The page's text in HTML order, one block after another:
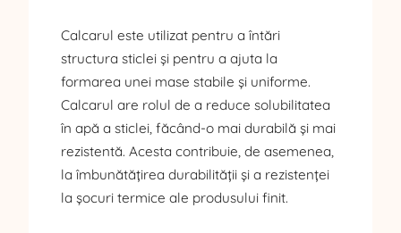
Calcarul este utilizat pentru a întări
structura sticlei și pentru a ajuta la
formarea unei mase stabile și uniforme.
Calcarul are rolul de a reduce solubilitatea
în apă a sticlei, făcând-o mai durabilă și mai
rezistentă. Acesta contribuie, de asemenea,
la îmbunătățirea durabilității și a rezistenței
la șocuri termice ale produsului finit.